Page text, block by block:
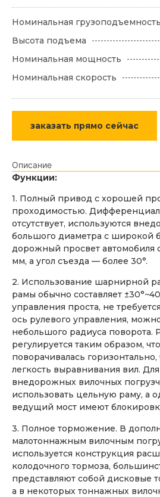
Номинальная грузоподъемность
Высота подъема
Номинальная мощность
Номинальная скорость
заказать прямо сейчас
Описание
Функции:
1. Полный привод с хорошей
проходимостью.
отсутствует, используются
большого диаметра с широкой
дорожный просвет автомобиля
мм, а угол съезда — более 30°.
2. Использование шарнирной
рамы обычно составляет
управления проста, не
ось рулевого управления,
небольшого радиуса поворота.
регулируется таким образом,
поворачивалась горизонтально,
легкость выравнивания вил.
внедорожных вилочных
использовать цельную раму, а
ведущий мост имеют
3. Полное торможение. В
малотоннажным вилочным
используется конструкция
колодочного тормоза,
представляют собой дисковые
а в некоторых тоннажных